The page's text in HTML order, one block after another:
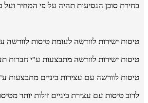
בחירת סוכן הנסיעות תהיה על פי המחיר ועל
טיסות ישירות לוורשה לעומת טיסות לוורשה
טיסות ישירות לוורשה מתבצעות ע"י חברות
טיסות לוורשה עם עצירות ביניים מתבצעות
לרוב טיסות עם עצירת ביניים זולות יותר